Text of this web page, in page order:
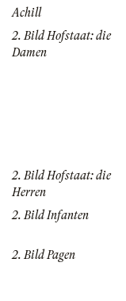
Achill
2. Bild Hofstaat: die
Damen
2. Bild Hofstaat: die
Herren
2. Bild Infanten
2. Bild Pagen